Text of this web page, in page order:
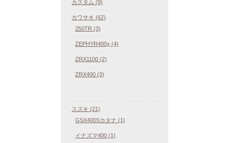
カスタム (9)
カワサキ (62)
250TR (3)
ZEPHYR400χ (4)
ZRX1100 (2)
ZRX400 (3)
スズキ (21)
GSX400Sカタナ (1)
イナズマ400 (1)